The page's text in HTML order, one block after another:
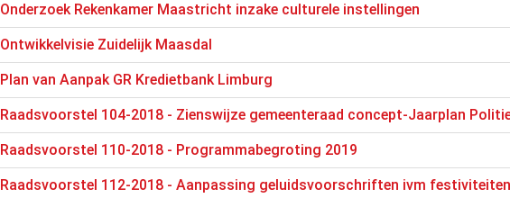
Onderzoek Rekenkamer Maastricht inzake culturele instellingen
Ontwikkelvisie Zuidelijk Maasdal
Plan van Aanpak GR Kredietbank Limburg
Raadsvoorstel 104-2018 - Zienswijze gemeenteraad concept-Jaarplan
Raadsvoorstel 110-2018 - Programmabegroting 2019
Raadsvoorstel 112-2018 - Aanpassing geluidsvoorschriften ivm festiviteiten